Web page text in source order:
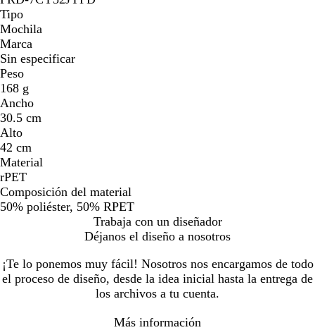
Tipo
Mochila
Marca
Sin especificar
Peso
168 g
Ancho
30.5 cm
Alto
42 cm
Material
rPET
Composición del material
50% poliéster, 50% RPET
Trabaja con un diseñador
Déjanos el diseño a nosotros
¡Te lo ponemos muy fácil! Nosotros nos encargamos de todo
el proceso de diseño, desde la idea inicial hasta la entrega de
los archivos a tu cuenta.
Más información